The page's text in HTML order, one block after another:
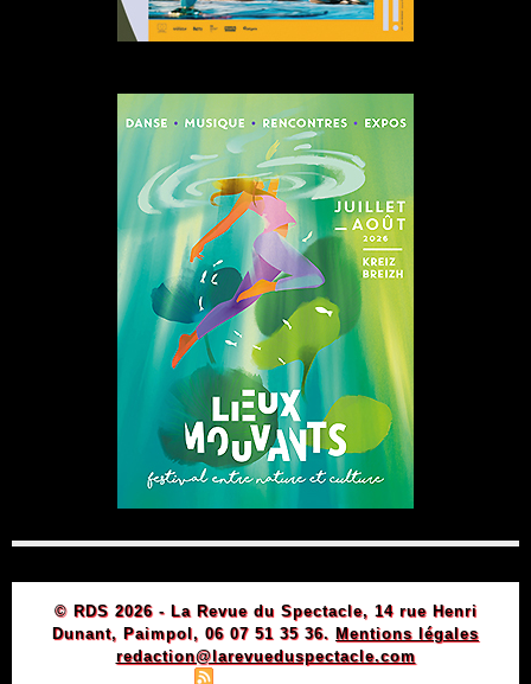
© RDS 2026 - La Revue du Spectacle, 14 rue Henri
Dunant, Paimpol, 06 07 51 35 36. Mentions légales
redaction@larevueduspectacle.com